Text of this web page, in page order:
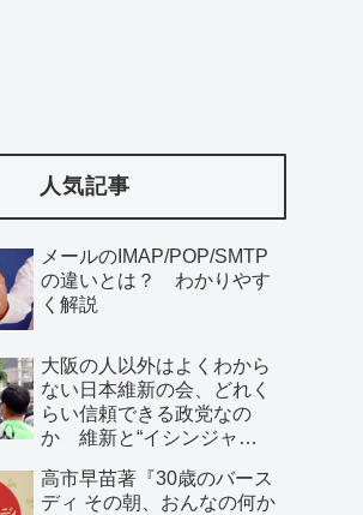
人気記事
メールのIMAP/POP/SMTP
の違いとは？ わかりやす
く解説
大阪の人以外はよくわから
ない日本維新の会、どれく
らい信頼できる政党なの
か 維新と“イシンジャ
る、大阪で起きていること
高市早苗著『30歳のバース
ディ その朝、おんなの何か